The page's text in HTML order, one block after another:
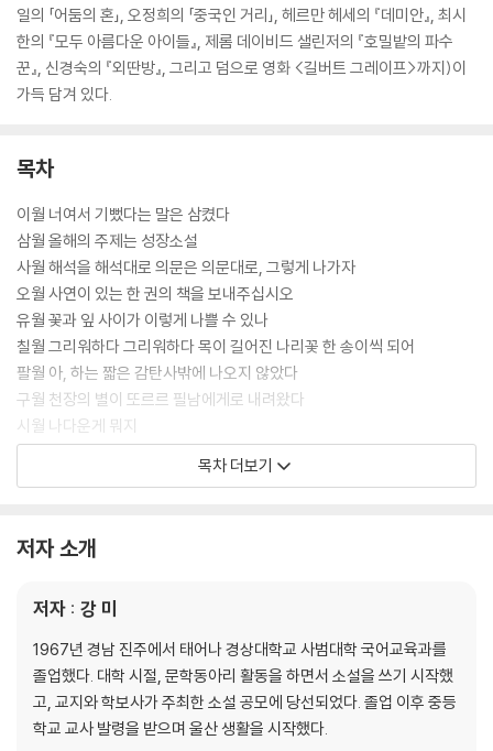
일의 「어둠의 혼」, 오정희의 「중국인 거리」, 헤르만 헤세의 『데미안』, 최시
한의 『모두 아름다운 아이들』, 제롬 데이비드 샐린저의 『호밀밭의 파수
꾼』, 신경숙의 『외딴방』, 그리고 덤으로 영화 <길버트 그레이프>까지)이
가득 담겨 있다.
목차
이월 너여서 기뻤다는 말은 삼켰다
삼월 올해의 주제는 성장소설
사월 해석을 해석대로 의문은 의문대로, 그렇게 나가자
오월 사연이 있는 한 권의 책을 보내주십시오
유월 꽃과 잎 사이가 이렇게 나쁠 수 있나
칠월 그리워하다 그리워하다 목이 길어진 나리꽃 한 송이씩 되어
팔월 아, 하는 짧은 감탄사밖에 나오지 않았다
구월 천장의 별이 또르르 필남에게로 내려왔다
시월 나다운게 뭐지
십일월 이해한다고 해서 가슴에 맺힌 응어리가 풀리는 것은
십이월 겨울의 시작일 뿐인데 목련은 가지 끝마다 망울을 달고
목차 더보기
저자 소개
저자 : 강 미
1967년 경남 진주에서 태어나 경상대학교 사범대학 국어교육과를
졸업했다. 대학 시절, 문학동아리 활동을 하면서 소설을 쓰기 시작했
고, 교지와 학보사가 주최한 소설 공모에 당선되었다. 졸업 이후 중등
학교 교사 발령을 받으며 울산 생활을 시작했다.